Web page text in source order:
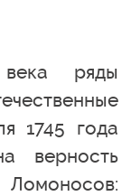
ряды
1745 года
верность